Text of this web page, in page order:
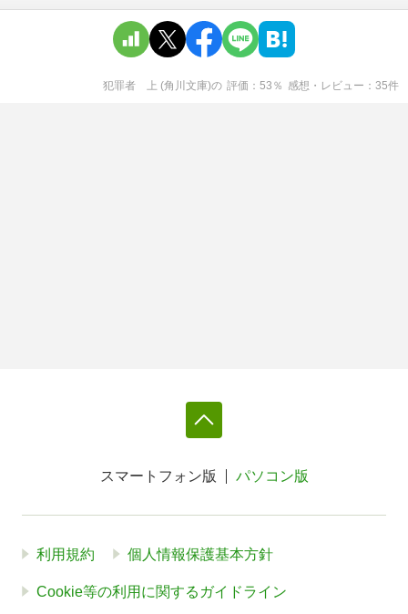
犯罪者 上 (角川文庫)の 評価 53 ％ 感想・レビュー 35件
スマートフォン版 パソコン版
利用規約 個人情報保護基本方針
Cookie等の利用に関するガイドライン